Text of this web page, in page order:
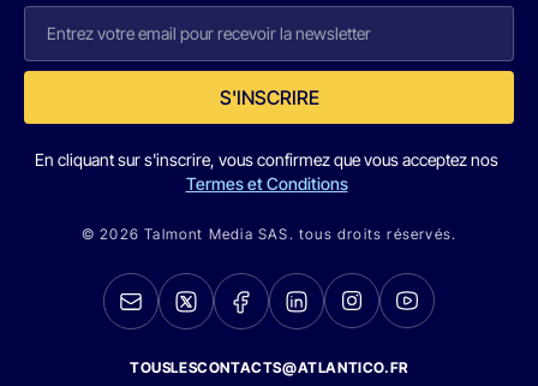
S'INSCRIRE
En cliquant sur s'inscrire, vous confirmez que vous acceptez nos
Termes et Conditions
© 2026 Talmont Media SAS. tous droits réservés.
TOUSLESCONTACTS@ATLANTICO.FR